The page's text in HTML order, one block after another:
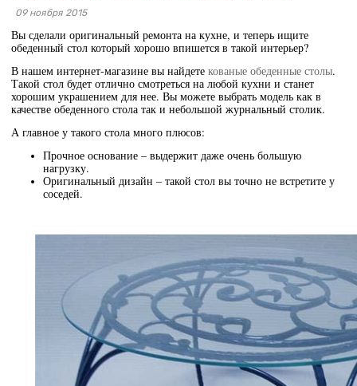
09 ноября 2015
Вы сделали оригинальный ремонта на кухне, и теперь ищите
обеденный стол который хорошо впишется в такой интерьер?
В нашем интернет-магазине вы найдетекованые обеденные столы.
Такой стол будет отлично смотреться на любой кухни и станет
хорошим украшением для нее. Вы можете выбрать модель как в
качестве обеденного стола так и небольшой журнальный столик.
А главное у такого стола много плюсов:
Прочное основание – выдержит даже очень большую
нагрузку.
Оригинальный дизайн – такой стол вы точно не встретите у
соседей.